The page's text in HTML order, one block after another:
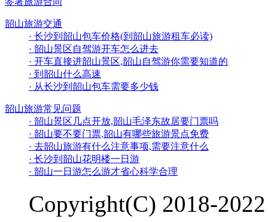
韶山旅游交通
· 长沙到韶山包车价格(到韶山旅游租车必读)
· 韶山景区自驾游开车怎么进去
· 开车直接进韶山景区,韶山自驾游你需要知道的
· 到韶山什么高速
· 从长沙到韶山包车需要多少钱
韶山旅游常见问题
· 韶山景区几点开放,韶山毛泽东故居要门票吗
· 韶山要不要门票,韶山有哪些旅游景点免费
· 去韶山旅游有什么注意事项,需要注意什么
· 长沙到韶山花明楼一日游
· 韶山一日游怎么游才省心科学合理
Copyright(C) 2018-